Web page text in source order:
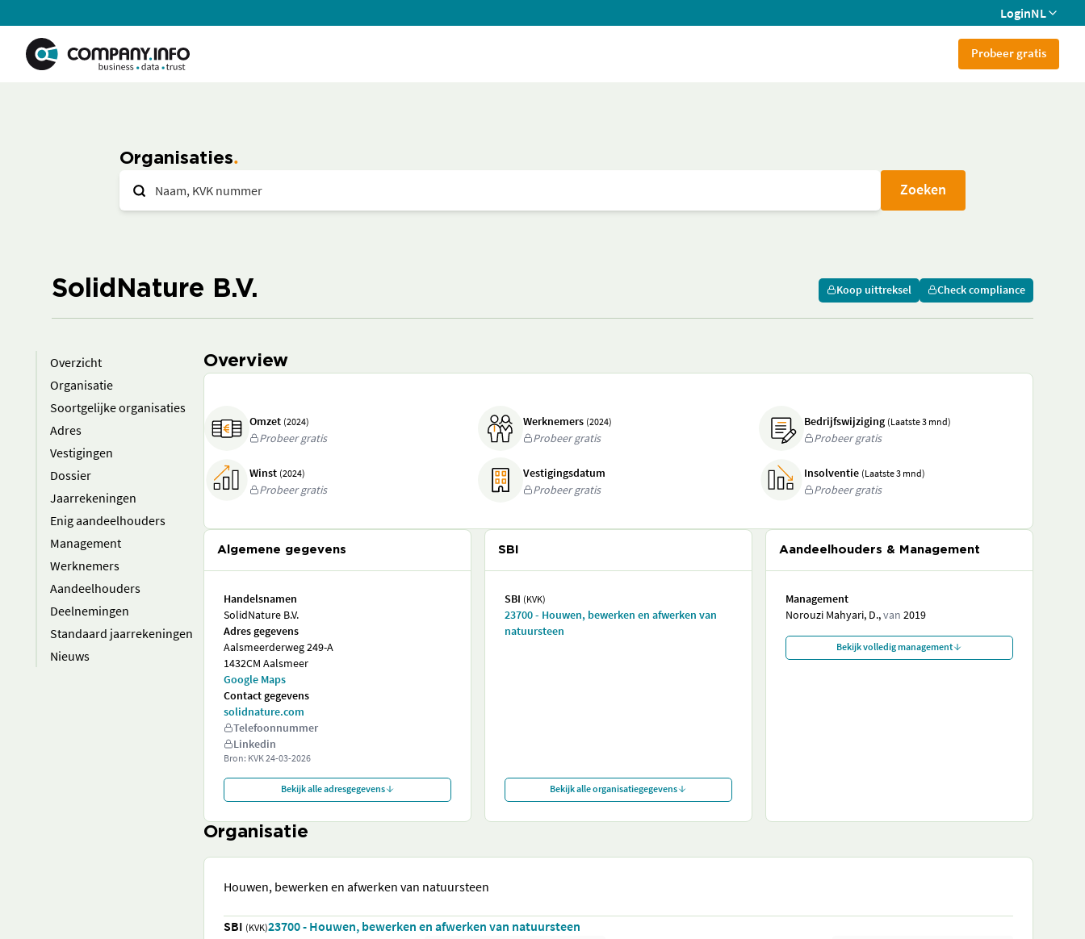
LoginNL
Probeer gratis
Organisaties
Zoeken
SolidNature B.V. Koop uittreksel Check compliance
Overzicht
Organisatie
Soortgelijke organisaties
Adres
Vestigingen
Dossier
Jaarrekeningen
Enig aandeelhouders
Management
Werknemers
Aandeelhouders
Deelnemingen
Standaard jaarrekeningen
Nieuws
Overview
Omzet (2024)
Probeer gratis
Werknemers (2024)
Probeer gratis
Bedrijfswijziging (Laatste 3 mnd)
Probeer gratis
Winst (2024)
Probeer gratis
Vestigingsdatum
Probeer gratis
Insolventie (Laatste 3 mnd)
Probeer gratis
Algemene gegevens
Handelsnamen
SolidNature B.V.
Adres gegevens
Aalsmeerderweg 249-A
1432CM Aalsmeer
Google Maps
Contact gegevens
solidnature.com
Telefoonnummer
Linkedin
Bron: KVK24-03-2026
Bekijk alle adresgegevens
SBI
SBI (KVK)
23700 - Houwen, bewerken en afwerken van
natuursteen
Bekijk alle organisatiegegevens
Aandeelhouders & Management
Management
Norouzi Mahyari, D.,van 2019
Bekijk volledig management
Organisatie
Houwen, bewerken en afwerken van natuursteen
SBI (KVK)23700 - Houwen, bewerken en afwerken van natuursteen